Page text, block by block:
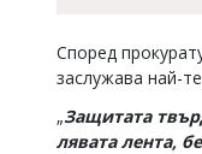
сигнализирайте
Според
заслужава най-
„Защитата
лявата лента,